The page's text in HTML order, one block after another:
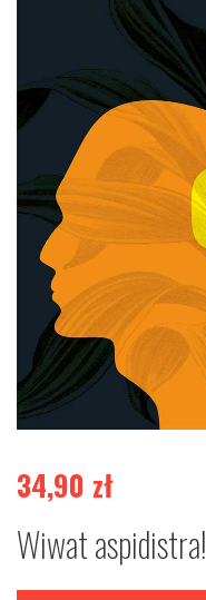
34,90 zł
Wiwat aspidistra!